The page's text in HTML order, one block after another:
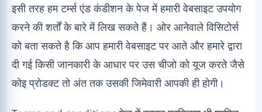
इसी तरह हम टर्म्स एंड कंडीशन के पेज में हमारी वेबसाइट उपयोग
करने की शर्तों के बारे में लिख सकते हैं। ओर आनेवाले विसिटोर्स
को बता सकते है कि आप हमारी वेबसाइट पर आते और हमारे द्वारा
दी गई किसी जानकारी के आधार पर उस चीजो को यूज करते जैसे
कोइ प्रोडक्ट तो अंत तक उसकी जिमेवारी आपकी ही होगी।